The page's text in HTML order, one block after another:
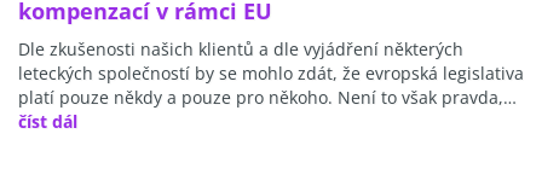
kompenzací v rámci EU
Dle zkušenosti našich klientů a dle vyjádření některých
leteckých společností by se mohlo zdát, že evropská legislativa
platí pouze někdy a pouze pro někoho. Není to však pravda,…
číst dál